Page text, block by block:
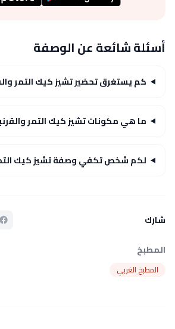
أسئلة شائعة عن الوصفة
كم يستغرق تحضير تشيز كيك التمر
ما هي مكونات تشيز كيك التمر
لكم شخص تكفي وصفة تشيز كيك
شارك
المطبخ
المطبخ الغربي